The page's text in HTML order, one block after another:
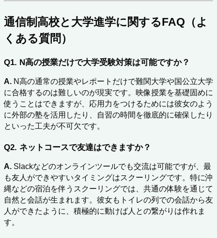
通信制高校と大学進学に関するFAQ（よ
くある質問）
Q1. N高の授業だけで大学受験対策は可能ですか？
A. N高の通常の授業やレポートだけで難関大学や国公立大学
に合格するのは難しいのが現実です。映像授業を基礎固めに
使うことはできますが、応用力をつけるためには彼女のよう
に外部の塾を活用したり、自習の時間を徹底的に確保したり
といった工夫が不可欠です。
Q2. ネットコースで友達はできますか？
A. Slackなどのオンラインツールでも交流は可能ですが、最
も友人ができやすいタイミングはスクーリングです。特に沖
縄などの宿泊を伴うスクーリングでは、共通の体験を通じて
自然と会話が生まれます。彼女もトイレの列での会話から友
人ができたように、積極的に動けば人との繋がりは作れま
す。